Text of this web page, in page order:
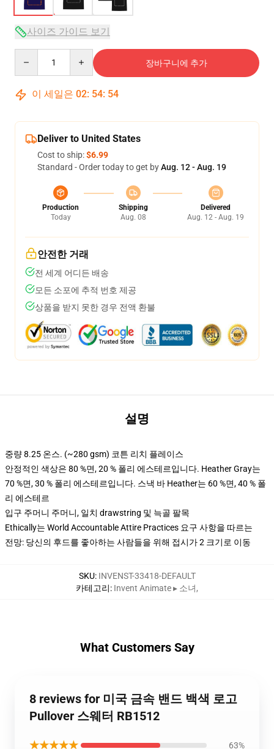
사이즈 가이드 보기
장바구니에 추가
이 세일은 02: 54: 54
Deliver to United States
Cost to ship:$6.99
Standard - Order today to get byAug. 12 - Aug. 19
Production
Today
Shipping
Aug. 08
Delivered
Aug. 12 - Aug. 19
안전한 거래
전 세계 어디든 배송
모든 소포에 추적 번호 제공
상품을 받지 못한 경우 전액 환불
설명
중량 8.25 온스. (~280 gsm) 코튼 리치 플레이스
안정적인 색상은 80 %면, 20 % 폴리 에스테르입니다. Heather Gray는
70 %면, 30 % 폴리 에스테르입니다. 스낵 바 Heather는 60 %면, 40 % 폴
리 에스테르
입구 주머니 주머니, 일치 drawstring 및 늑골 팔목
Ethically는 World Accountable Attire Practices 요구 사항을 따르는
전망: 당신의 후드를 좋아하는 사람들을 위해 접시가 2 크기로 이동
SKU: INVENST-33418-DEFAULT
카테고리: Invent Animate ▸ 소녀,
What Customers Say
8 reviews for 미국 금속 밴드 백색 로고
Pullover 스웨터 RB1512
★★★★★ 63%